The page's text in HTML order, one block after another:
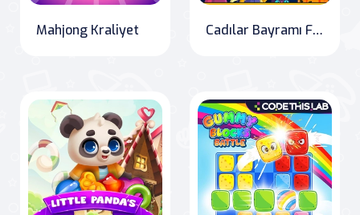
Mahjong Kraliyet Cadılar Bayramı Farkını Bul